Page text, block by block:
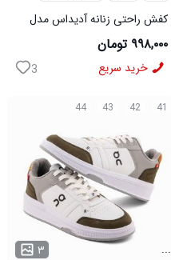
کفش راحتی زنانه آدیداس مدل
سامبا قهوه ای
۹۹۸,۰۰۰ تومان
خرید سریع 3
41
42
43
44
۳ ...